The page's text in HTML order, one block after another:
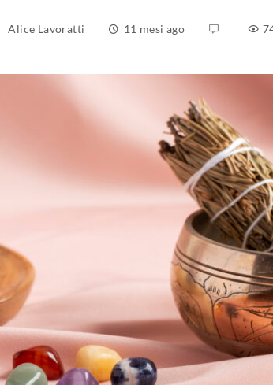
Alice Lavoratti 11 mesi ago